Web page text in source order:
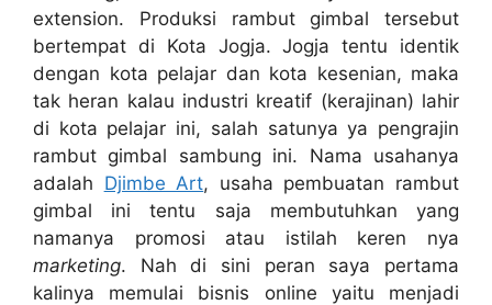
extension. Produksi rambut gimbal tersebut
bertempat di Kota Jogja. Jogja tentu identik
dengan kota pelajar dan kota kesenian, maka
tak heran kalau industri kreatif (kerajinan) lahir
di kota pelajar ini, salah satunya ya pengrajin
rambut gimbal sambung ini. Nama usahanya
adalah Djimbe Art, usaha pembuatan rambut
gimbal ini tentu saja membutuhkan yang
namanya promosi atau istilah keren nya
marketing. Nah di sini peran saya pertama
kalinya memulai bisnis online yaitu menjadi